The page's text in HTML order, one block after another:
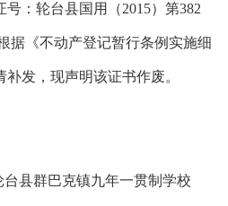
号：轮台县国用（2015）第382
据《不动产登记暂行条例实施细
补发，现声明该证书作废。
台县群巴克镇九年一贯制学校